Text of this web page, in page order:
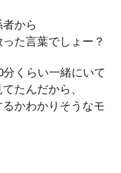
から
た言葉でしょー？
くらい一緒にいて
たんだから、
かわかりそうなモ